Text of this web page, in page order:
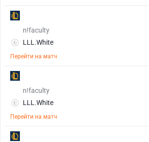
n!faculty
LLL.White
Перейти на матч
n!faculty
LLL.White
Перейти на матч